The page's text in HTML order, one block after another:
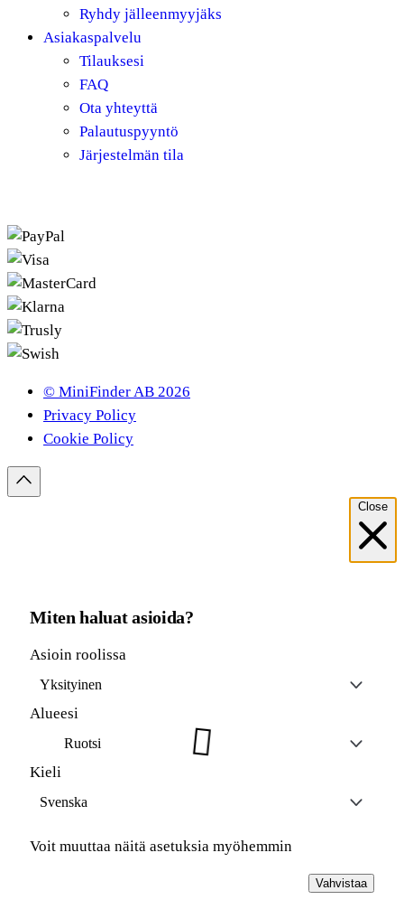
Ryhdy jälleenmyyjäks
Asiakaspalvelu
Tilauksesi
FAQ
Ota yhteyttä
Palautuspyyntö
Järjestelmän tila
© MiniFinder AB 2026
Privacy Policy
Cookie Policy
Close
Miten haluat asioida?
Asioin roolissa
Yksityinen
Alueesi
Ruotsi
Kieli
Svenska
Voit muuttaa näitä asetuksia myöhemmin
Vahvistaa